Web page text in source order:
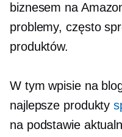
biznesem na
problemy, często
produktów.
W tym wpisie na
najlepsze produkty
na podstawie